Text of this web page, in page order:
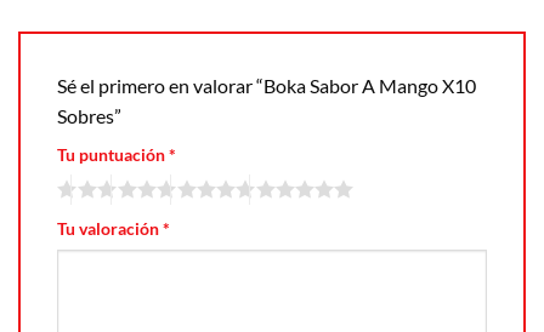
Sé el primero en valorar “Boka Sabor A Mango X10
Sobres”
Tu puntuación*
Tu valoración*